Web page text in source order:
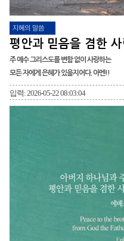
지혜의 말씀
평안과 믿음을 겸한
주 예수 그리스도를 변함 없이 사랑하는
모든 자에게 은혜가 있을지어다. 아멘!!
입력: 2026-05-22 08:03:04